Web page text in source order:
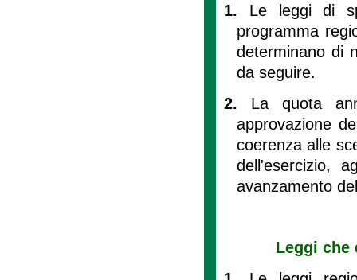
1. Le leggi di
programma
determinano di
da seguire.
2. La quota
approvazione
coerenza alle
dell'esercizio,
avanzamento
Leggi